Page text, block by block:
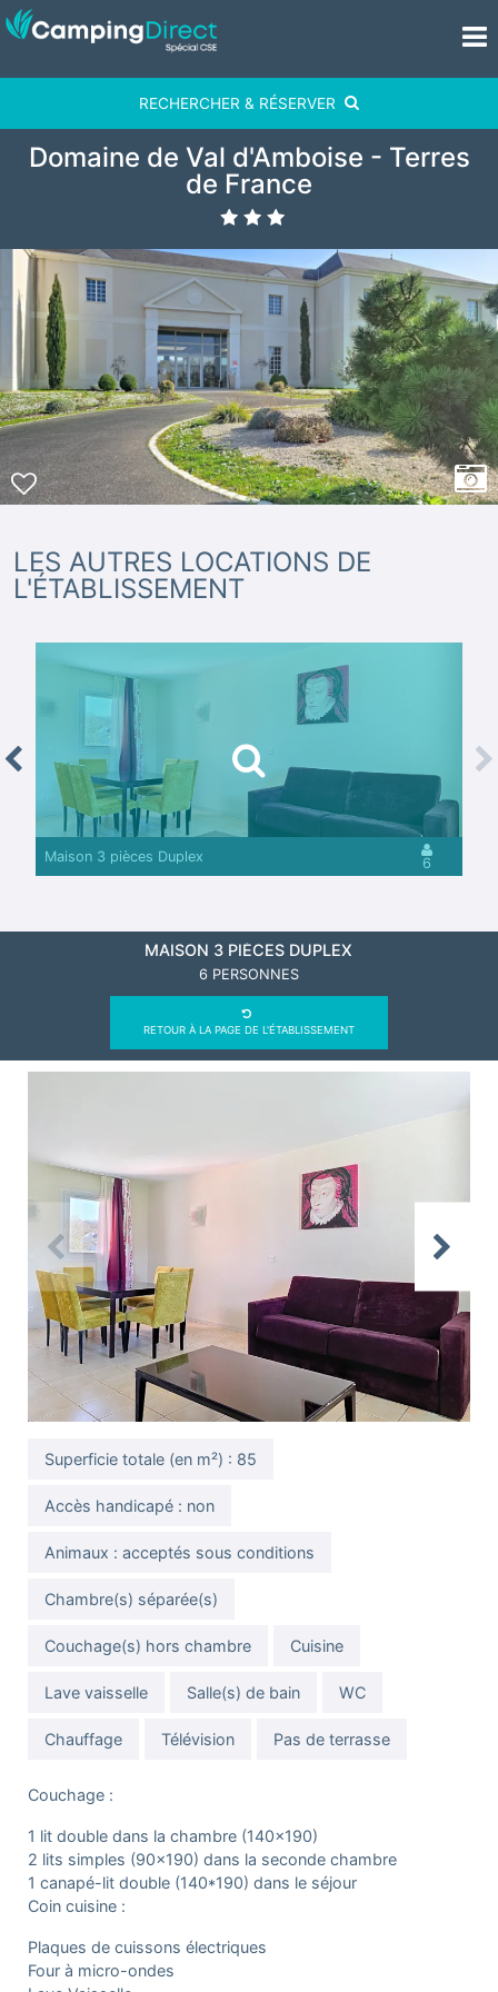
RECHERCHER & RÉSERVER
Domaine de Val d'Amboise - Terres
de France
LES AUTRES LOCATIONS DE
L'ÉTABLISSEMENT
Maison 3 pièces Duplex 6
MAISON 3 PIÈCES DUPLEX
6 PERSONNES
RETOUR À LA PAGE DE L'ÉTABLISSEMENT
Previous Next
Superficie totale (en m²) : 85
Accès handicapé : non
Animaux : acceptés sous conditions
Chambre(s) séparée(s)
Couchage(s) hors chambre Cuisine
Lave vaisselle Salle(s) de bain WC
Chauffage Télévision Pas de terrasse
Couchage :
1 lit double dans la chambre (140×190)
2 lits simples (90x190) dans la seconde chambre
1 canapé-lit double (140*190) dans le séjour
Coin cuisine :
Plaques de cuissons électriques
Four à micro-ondes